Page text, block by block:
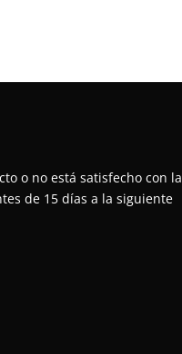
o no está satisfecho con la
de 15 días a la siguiente